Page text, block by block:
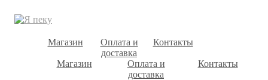
Магазин
Оплата и
доставка
Контакты
Магазин
Оплата и
доставка
Контакты